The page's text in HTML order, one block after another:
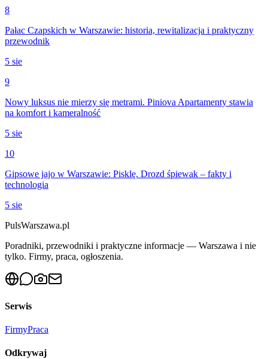
8
Pałac Czapskich w Warszawie: historia, rewitalizacja i praktyczny
przewodnik
5 sie
9
Nowy luksus nie mierzy się metrami. Piniova Apartamenty stawia
na komfort i kameralność
5 sie
10
Gipsowe jajo w Warszawie: Pisklę. Drozd śpiewak – fakty i
technologia
5 sie
PulsWarszawa.pl
Poradniki, przewodniki i praktyczne informacje — Warszawa i nie
tylko. Firmy, praca, ogłoszenia.
Serwis
FirmyPraca
Odkrywaj